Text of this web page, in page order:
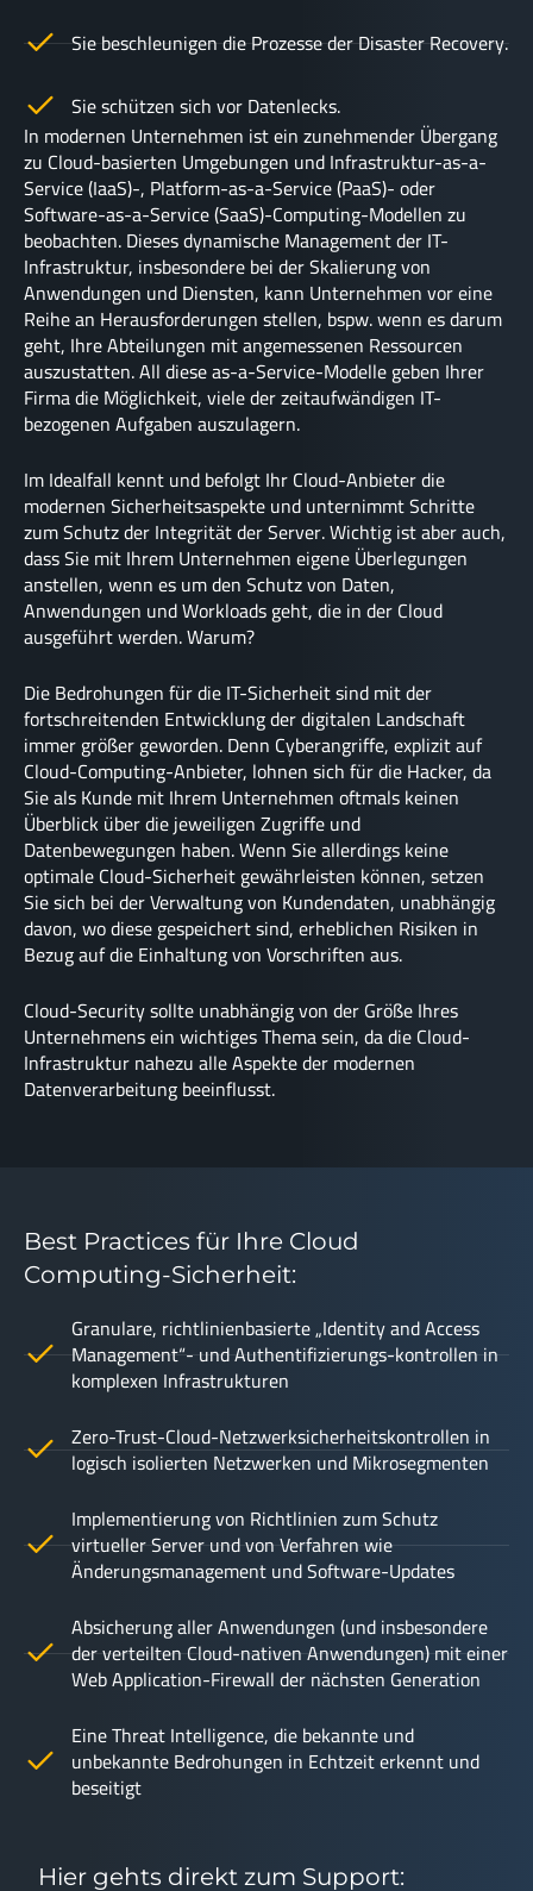
Sie beschleunigen die Prozesse der Disaster Recovery.
Sie schützen sich vor Datenlecks.
In modernen Unternehmen ist ein zunehmender Übergang
zu Cloud-basierten Umgebungen und Infrastruktur-as-a-
Service (IaaS)-, Platform-as-a-Service (PaaS)- oder
Software-as-a-Service (SaaS)-Computing-Modellen zu
beobachten. Dieses dynamische Management der IT-
Infrastruktur, insbesondere bei der Skalierung von
Anwendungen und Diensten, kann Unternehmen vor eine
Reihe an Herausforderungen stellen, bspw. wenn es darum
geht, Ihre Abteilungen mit angemessenen Ressourcen
auszustatten. All diese as-a-Service-Modelle geben Ihrer
Firma die Möglichkeit, viele der zeitaufwändigen IT-
bezogenen Aufgaben auszulagern.
Im Idealfall kennt und befolgt Ihr Cloud-Anbieter die
modernen Sicherheitsaspekte und unternimmt Schritte
zum Schutz der Integrität der Server. Wichtig ist aber auch,
dass Sie mit Ihrem Unternehmen eigene Überlegungen
anstellen, wenn es um den Schutz von Daten,
Anwendungen und Workloads geht, die in der Cloud
ausgeführt werden. Warum?
Die Bedrohungen für die IT-Sicherheit sind mit der
fortschreitenden Entwicklung der digitalen Landschaft
immer größer geworden. Denn Cyberangriffe, explizit auf
Cloud-Computing-Anbieter, lohnen sich für die Hacker, da
Sie als Kunde mit Ihrem Unternehmen oftmals keinen
Überblick über die jeweiligen Zugriffe und
Datenbewegungen haben. Wenn Sie allerdings keine
optimale Cloud-Sicherheit gewährleisten können, setzen
Sie sich bei der Verwaltung von Kundendaten, unabhängig
davon, wo diese gespeichert sind, erheblichen Risiken in
Bezug auf die Einhaltung von Vorschriften aus.
Cloud-Security sollte unabhängig von der Größe Ihres
Unternehmens ein wichtiges Thema sein, da die Cloud-
Infrastruktur nahezu alle Aspekte der modernen
Datenverarbeitung beeinflusst.
Best Practices für Ihre Cloud
Computing-Sicherheit:
Granulare, richtlinienbasierte „Identity and Access
Management“- und Authentifizierungs-kontrollen in
komplexen Infrastrukturen
Zero-Trust-Cloud-Netzwerksicherheitskontrollen in
logisch isolierten Netzwerken und Mikrosegmenten
Implementierung von Richtlinien zum Schutz
virtueller Server und von Verfahren wie
Änderungsmanagement und Software-Updates
Absicherung aller Anwendungen (und insbesondere
der verteilten Cloud-nativen Anwendungen) mit einer
Web Application-Firewall der nächsten Generation
Eine Threat Intelligence, die bekannte und
unbekannte Bedrohungen in Echtzeit erkennt und
beseitigt
Hier gehts direkt zum Support: